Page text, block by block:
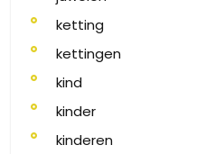
ketting
kettingen
kind
kinder
kinderen